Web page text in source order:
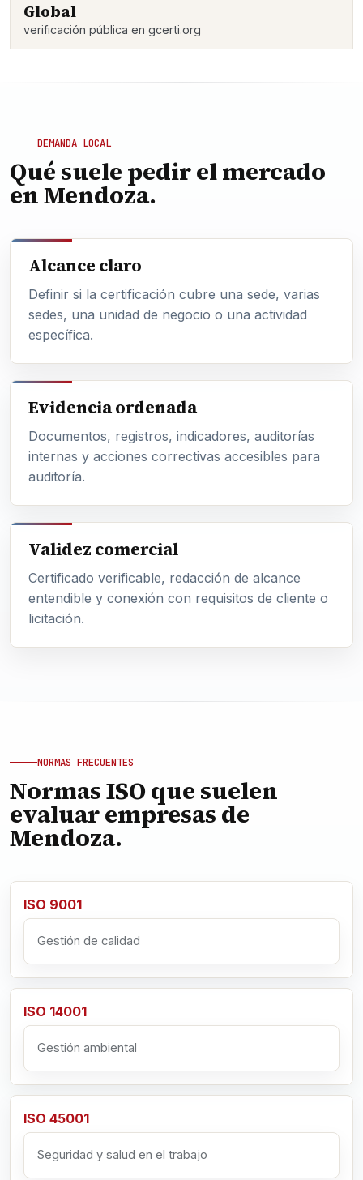
Global
verificación pública en gcerti.org
DEMANDA LOCAL
Qué suele pedir el mercado
en Mendoza.
Alcance claro
Definir si la certificación cubre una sede, varias
sedes, una unidad de negocio o una actividad
específica.
Evidencia ordenada
Documentos, registros, indicadores, auditorías
internas y acciones correctivas accesibles para
auditoría.
Validez comercial
Certificado verificable, redacción de alcance
entendible y conexión con requisitos de cliente o
licitación.
NORMAS FRECUENTES
Normas ISO que suelen
evaluar empresas de
Mendoza.
ISO 9001
Gestión de calidad
ISO 14001
Gestión ambiental
ISO 45001
Seguridad y salud en el trabajo